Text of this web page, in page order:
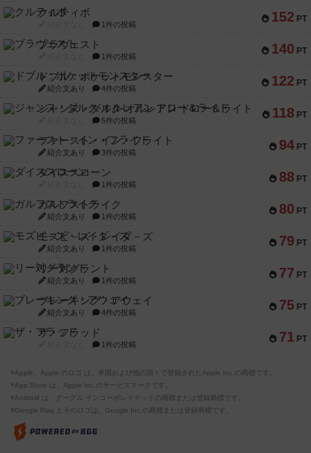
152 PT
クルティボ
1件の投稿
140 PT
ブラヴェスト
1件の投稿
122 PT
ドブル：ポケットモンスター
紹介文あり 4件の投稿
118 PT
ジャンヌ・ダルク-オルレアン ドロー＆ライト
5件の投稿
94 PT
ファースト・イン・フライト
紹介文あり 3件の投稿
88 PT
ダイススローン
1件の投稿
80 PT
ガルフストライク
紹介文あり 1件の投稿
79 PT
モズビ－ズ・レイダ－ズ
紹介文あり 1件の投稿
77 PT
リー対グラント
紹介文あり 1件の投稿
75 PT
ブレーキング・アウェイ
紹介文あり 4件の投稿
71 PT
ザ・フラッド
1件の投稿
※Apple、Apple のロゴ は、米国および他の国々で登録されたApple Inc.の商標です。
※App Store は、Apple Inc.のサービスマークです。
※Android は、グーグル インコーポレイテッドの商標または登録商標です。
※Google Play とそのロゴは、Google Inc.の商標または登録商標です。